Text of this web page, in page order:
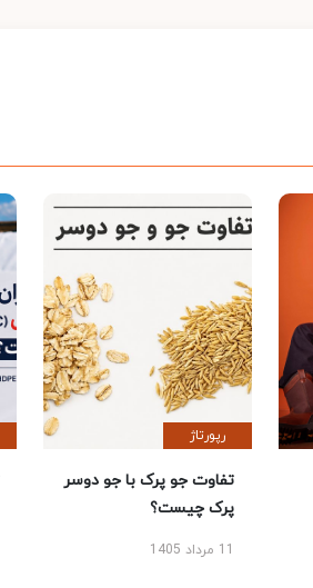
رپورتاژ
تفاوت جو پرک با جو دوسر
پرک چیست؟
11 مرداد 1405